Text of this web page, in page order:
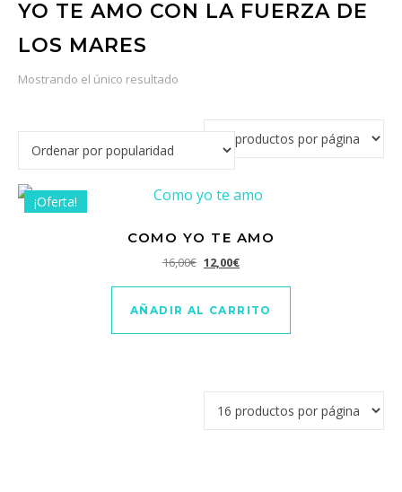
YO TE AMO CON LA FUERZA DE
LOS MARES
Mostrando el único resultado
¡Oferta!
COMO YO TE AMO
16,00€ El precio original era: 16,00€.
12,00€El precio actual es: 12,00€.
AÑADIR AL CARRITO